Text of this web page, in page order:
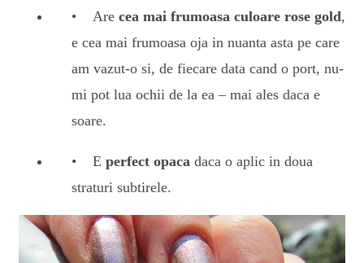
Are cea mai frumoasa culoare rose gold,
e cea mai frumoasa oja in nuanta asta pe care
am vazut-o si, de fiecare data cand o port, nu-
mi pot lua ochii de la ea – mai ales daca e
soare.
E perfect opaca daca o aplic in doua
straturi subtirele.